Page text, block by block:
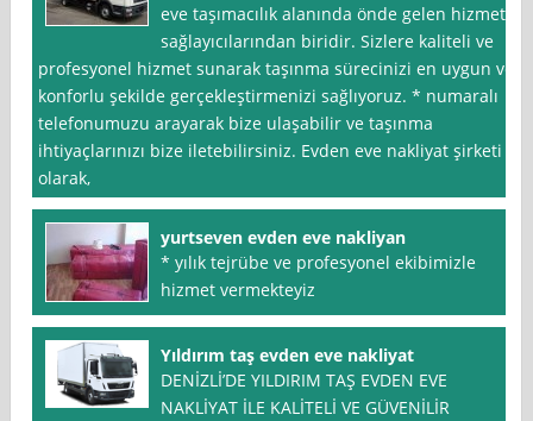
eve taşımacılık alanında önde gelen hizmet
sağlayıcılarından biridir. Sizlere kaliteli ve
profesyonel hizmet sunarak taşınma sürecinizi en uygun ve
konforlu şekilde gerçekleştirmenizi sağlıyoruz. * numaralı
telefonumuzu arayarak bize ulaşabilir ve taşınma
ihtiyaçlarınızı bize iletebilirsiniz. Evden eve nakliyat şirketi
olarak,
yurtseven evden eve nakliyan
* yılık tejrübe ve profesyonel ekibimizle
hizmet vermekteyiz
Yıldırım taş evden eve nakliyat
DENİZLİ’DE YILDIRIM TAŞ EVDEN EVE
NAKLİYAT İLE KALİTELİ VE GÜVENİLİR